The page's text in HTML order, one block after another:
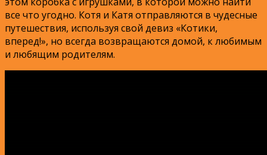
все что угодно. Котя и Катя отправляются в чудесные
путешествия, используя свой девиз «Котики,
вперед!», но всегда возвращаются домой, к любимым
и любящим родителям.